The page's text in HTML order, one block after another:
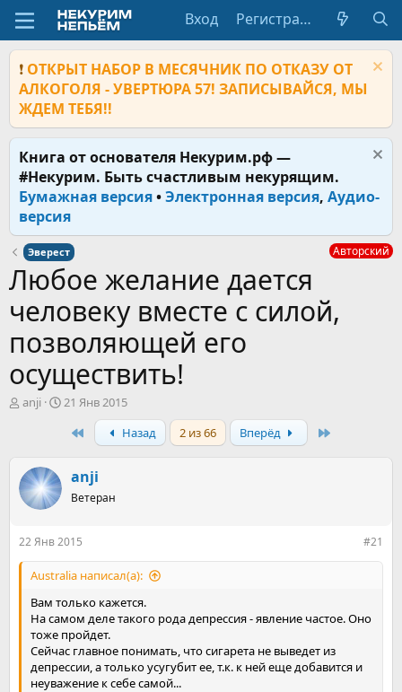
Вход Регистрация
❗ ОТКРЫТ НАБОР В МЕСЯЧНИК ПО ОТКАЗУ ОТ
АЛКОГОЛЯ - УВЕРТЮРА 57! ЗАПИСЫВАЙСЯ, МЫ
ЖДЕМ ТЕБЯ!!
Книга от основателя Некурим.рф —
#Некурим. Быть счастливым некурящим.
Бумажная версия•Электронная версия, Аудио-
версия
Эверест Авторский
Любое желание дается
человеку вместе с силой,
позволяющей его
осуществить!
А
т
е
anji
Д
а
21 Янв 2015
Назад 2 из 66 Вперёд
anji
Ветеран
22 Янв 2015 #21
Australia написал(а):
Вам только кажется.
На самом деле такого рода депрессия - явление частое. Оно
тоже пройдет.
Сейчас главное понимать, что сигарета не выведет из
депрессии, а только усугубит ее, т.к. к ней еще добавится и
неуважение к себе самой...